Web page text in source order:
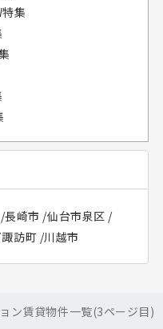
集
/長崎市 /仙台市泉区 /
訪町 /川越市
ン賃貸物件一覧(3ページ目)